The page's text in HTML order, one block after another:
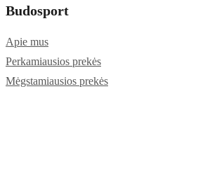
Budosport
Apie mus
Perkamiausios prekės
Mėgstamiausios prekės